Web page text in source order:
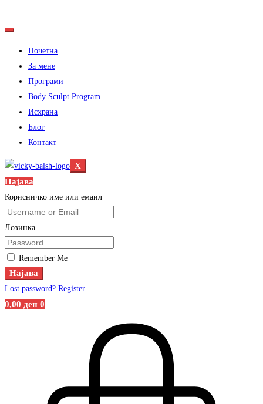
Почетна
За мене
Програми
Body Sculpt Program
Исхрана
Блог
Контакт
X
Најава
Корисничко име или емаил
Лозинка
Remember Me
Најава
Lost password? Register
0,00 ден 0